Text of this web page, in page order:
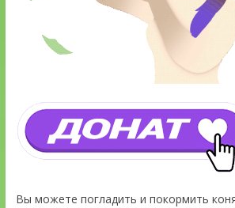
Вы можете погладить и покормить